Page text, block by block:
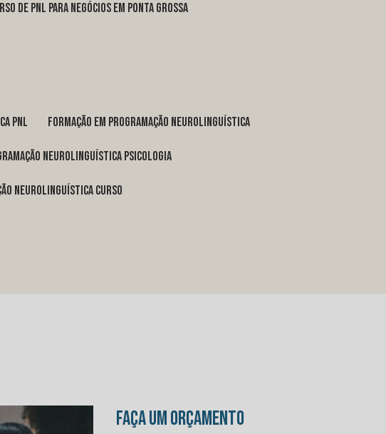
de pnl para negócios em Ponta Grossa
pnl formação em programação neurolinguística
neurolinguística psicologia
neurolinguística curso
FAÇA UM ORÇAMENTO